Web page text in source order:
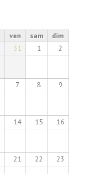
ven sam
dim
31 1 2
7 8 9
14 15 16
21 22 23